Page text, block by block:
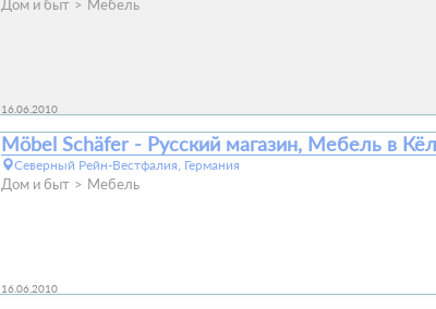
Дом и быт Мебель
16.06.2010
Möbel Schäfer - Русский магазин, Мебель в
Северный Рейн-Вестфалия, Германия
Дом и быт Мебель
16.06.2010